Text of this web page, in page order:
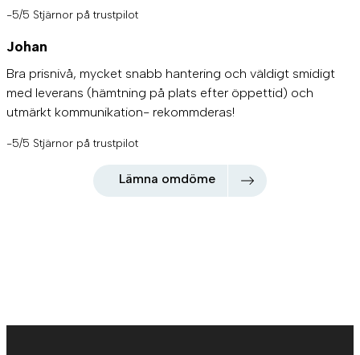
-5/5 Stjärnor på trustpilot
Johan
Bra prisnivå, mycket snabb hantering och väldigt smidigt
med leverans (hämtning på plats efter öppettid) och
utmärkt kommunikation- rekommderas!
-5/5 Stjärnor på trustpilot
Lämna omdöme